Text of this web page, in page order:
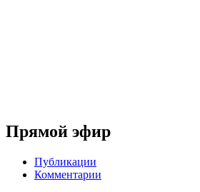
Прямой эфир
Публикации
Комментарии